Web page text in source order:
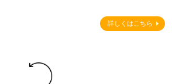
詳しくはこちら